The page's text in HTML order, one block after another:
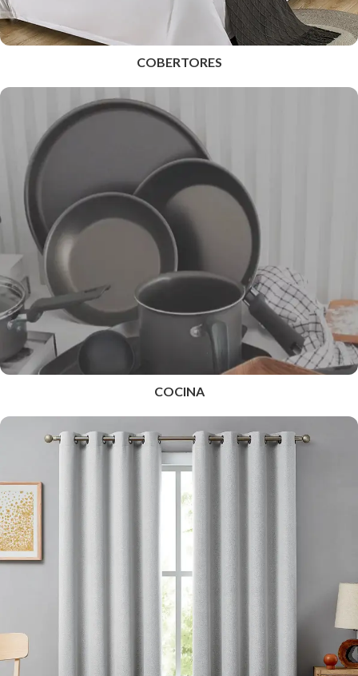
COBERTORES
COCINA